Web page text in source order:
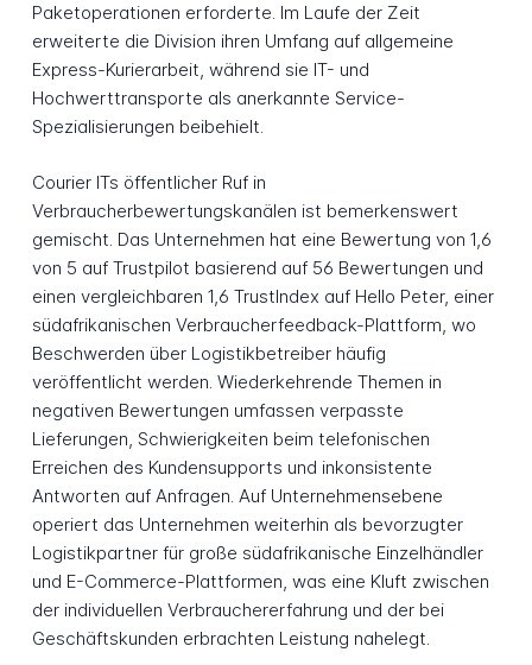
Paketoperationen erforderte. Im Laufe der Zeit
erweiterte die Division ihren Umfang auf allgemeine
Express-Kurierarbeit, während sie IT- und
Hochwerttransporte als anerkannte Service-
Spezialisierungen beibehielt.
Courier ITs öffentlicher Ruf in
Verbraucherbewertungskanälen ist bemerkenswert
gemischt. Das Unternehmen hat eine Bewertung von 1,6
von 5 auf Trustpilot basierend auf 56 Bewertungen und
einen vergleichbaren 1,6 TrustIndex auf Hello Peter, einer
südafrikanischen Verbraucherfeedback-Plattform, wo
Beschwerden über Logistikbetreiber häufig
veröffentlicht werden. Wiederkehrende Themen in
negativen Bewertungen umfassen verpasste
Lieferungen, Schwierigkeiten beim telefonischen
Erreichen des Kundensupports und inkonsistente
Antworten auf Anfragen. Auf Unternehmensebene
operiert das Unternehmen weiterhin als bevorzugter
Logistikpartner für große südafrikanische Einzelhändler
und E-Commerce-Plattformen, was eine Kluft zwischen
der individuellen Verbrauchererfahrung und der bei
Geschäftskunden erbrachten Leistung nahelegt.